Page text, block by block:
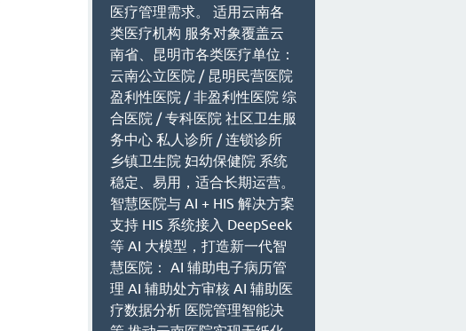
医疗管理需求。 适用云南各
类医疗机构 服务对象覆盖云
南省、昆明市各类医疗单位：
云南公立医院 / 昆明民营医院
盈利性医院 / 非盈利性医院 综
合医院 / 专科医院 社区卫生服
务中心 私人诊所 / 连锁诊所
乡镇卫生院 妇幼保健院 系统
稳定、易用，适合长期运营。
智慧医院与 AI + HIS 解决方案
支持 HIS 系统接入 DeepSeek
等 AI 大模型，打造新一代智
慧医院： AI 辅助电子病历管
理 AI 辅助处方审核 AI 辅助医
疗数据分析 医院管理智能决